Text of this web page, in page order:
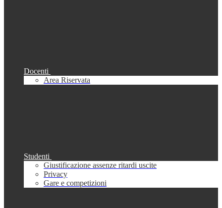
Docenti
Area Riservata
Studenti
Giustificazione assenze ritardi uscite
Privacy
Gare e competizioni